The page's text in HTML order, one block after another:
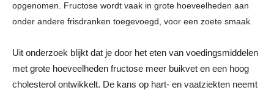
opgenomen. Fructose wordt vaak in grote hoeveelheden aan
onder andere frisdranken toegevoegd, voor een zoete smaak.
Uit onderzoek blijkt dat je door het eten van voedingsmiddelen
met grote hoeveelheden fructose meer buikvet en een hoog
cholesterol ontwikkelt. De kans op hart- en vaatziekten neemt